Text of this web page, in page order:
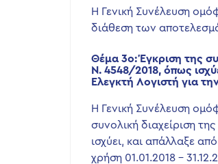
Η Γενική Συνέλευση
διάθεση των
Θέμα 3ο: Έγκριση της
Ν. 4548/2018, όπως
Ελεγκτή Λογιστή για
Η Γενική Συνέλευση
συνολική διαχείριση
ισχύει, και απάλλαξε
χρήση 01.01.2018 –